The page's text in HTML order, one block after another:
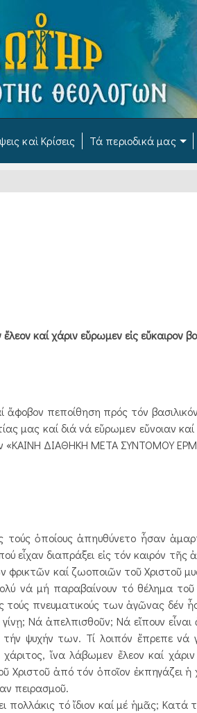
καὶ Κρίσεις Τά περιοδικά μας
καί χάριν εὕρωμεν εἰς εὔκαιρον
ἄφοβον πεποίθηση πρός τόν
μας καί διά νά εὕρωμεν εὔνοιαν
«ΚΑΙΝΗ ΔΙΑΘΗΚΗ ΜΕΤΑ ΣΥΝΤΟΜΟΥ
ὁποίους ἀπηυθύνετο ἦσαν
εἶχαν διαπράξει εἰς τόν καιρόν τῆς
φρικτῶν καί ζωοποιῶν τοῦ Χριστοῦ
νά μή παραβαίνουν τό θέλημα
τούς πνευματικούς των ἀγῶνας δέν
Νά ἀπελπισθοῦν; Νά εἴπουν
ψυχήν των. Τί λοιπόν ἔπρεπε νά
ἵνα λάβωμεν ἔλεον καί χάριν
Χριστοῦ ἀπό τόν ὁποῖον ἐκπηγάζει ἡ
πειρασμοῦ.
τό ἴδιον καί μέ ἡμᾶς; Κατά